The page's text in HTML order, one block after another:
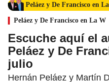
Peláez y De Francisco en
Peláez y De Francisco en La W
Escuche aquí el
Peláez y De
julio
Hernán Peláez y Martín